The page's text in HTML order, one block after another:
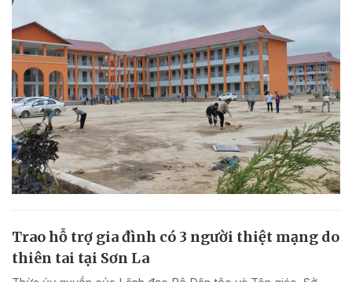
Trao hỗ trợ gia đình có 3 người thiệt mạng do
thiên tai tại Sơn La